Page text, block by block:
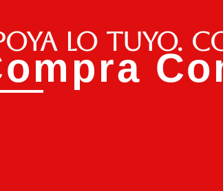
lo tuyo.